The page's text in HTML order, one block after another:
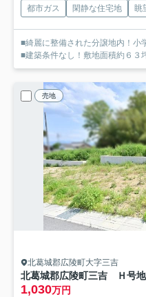
都市ガス 閑静な住宅地 眺
■綺麗に整備された分譲地内！小
■建築条件なし！敷地面積約６３
売地
北葛城郡広陵町大字三吉
北葛城郡広陵町三吉 Ｈ号
1,030万円